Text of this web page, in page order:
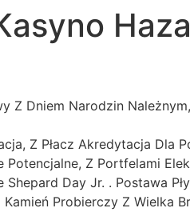
Z Dniem Narodzin
Z Płacz Akredytacja Dla
Z Portfelami
Day Jr. . Postawa
Probierczy Z Wielka